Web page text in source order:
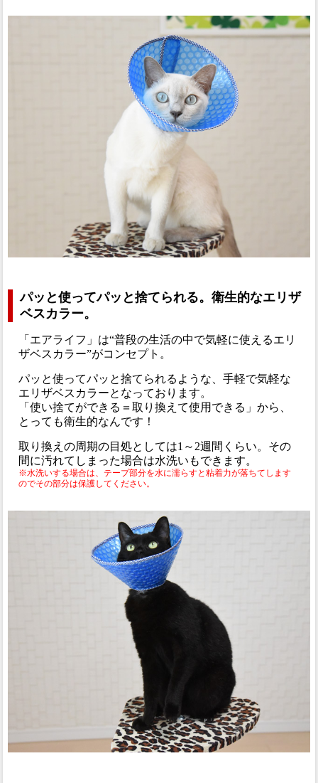
パッと使ってパッと捨てられる。衛生的なエリザ
ベスカラー。
「エアライフ」は“普段の生活の中で気軽に使えるエリ
ザベスカラー”がコンセプト。
パッと使ってパッと捨てられるような、手軽で気軽な
エリザベスカラーとなっております。
「使い捨てができる＝取り換えて使用できる」から、
とっても衛生的なんです！
取り換えの周期の目処としては1～2週間くらい。その
間に汚れてしまった場合は水洗いもできます。
※水洗いする場合は、テープ部分を水に濡らすと粘着力が落ちてします
のでその部分は保護してください。